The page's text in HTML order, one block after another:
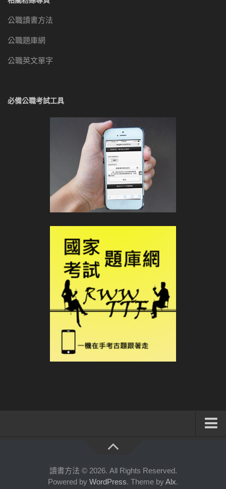
公職讀書方法
公職題庫網
公職英文單字
必備公職考試工具
公職考試上榜者軌跡
讀書方法 © 2026. All Rights Reserved.
Powered by WordPress. Theme byAlx.